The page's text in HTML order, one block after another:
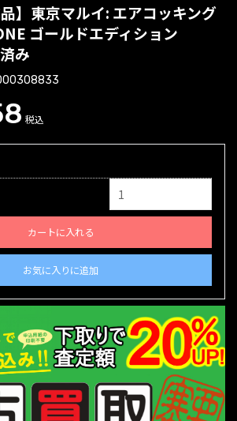
品】東京マルイ: エアコッキング
ゴールドエディション
み
税込
カートに入れる
お気に入りに追加